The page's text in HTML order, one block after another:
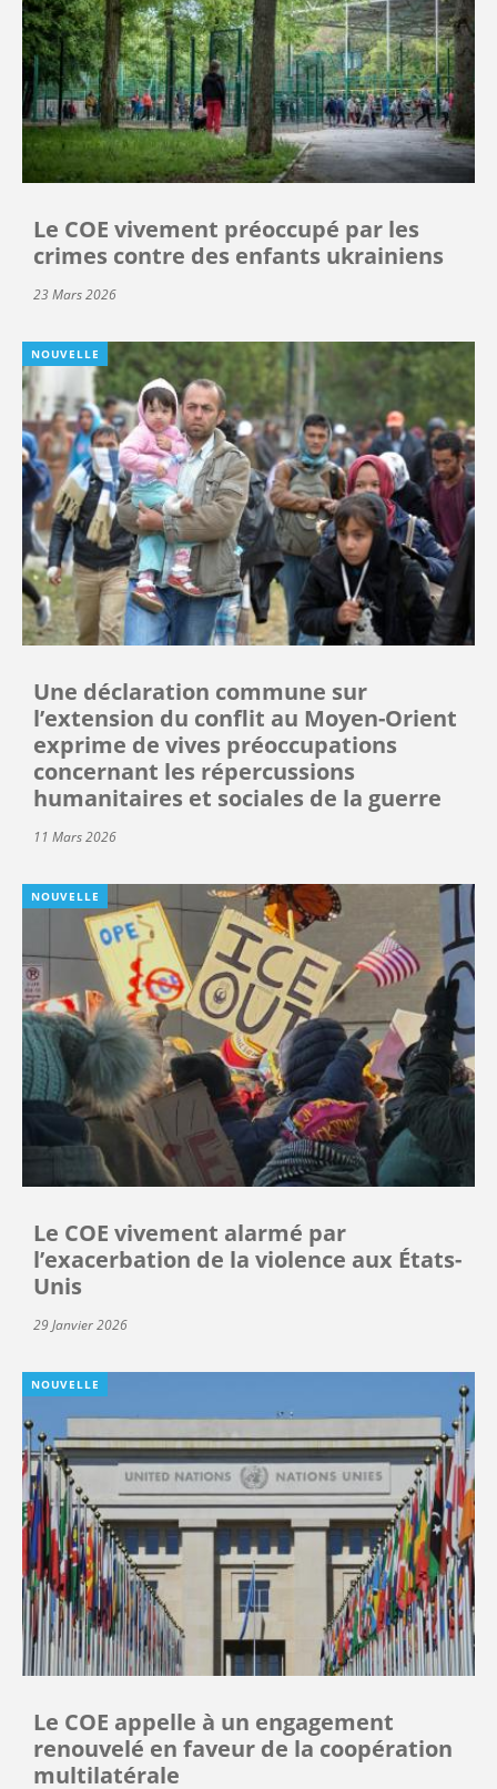
Le COE vivement préoccupé par les
crimes contre des enfants ukrainiens
23 Mars 2026
NOUVELLE
Une déclaration commune sur
l’extension du conflit au Moyen-Orient
exprime de vives préoccupations
concernant les répercussions
humanitaires et sociales de la guerre
11 Mars 2026
NOUVELLE
Le COE vivement alarmé par
l’exacerbation de la violence aux États-
Unis
29 Janvier 2026
NOUVELLE
Le COE appelle à un engagement
renouvelé en faveur de la coopération
multilatérale